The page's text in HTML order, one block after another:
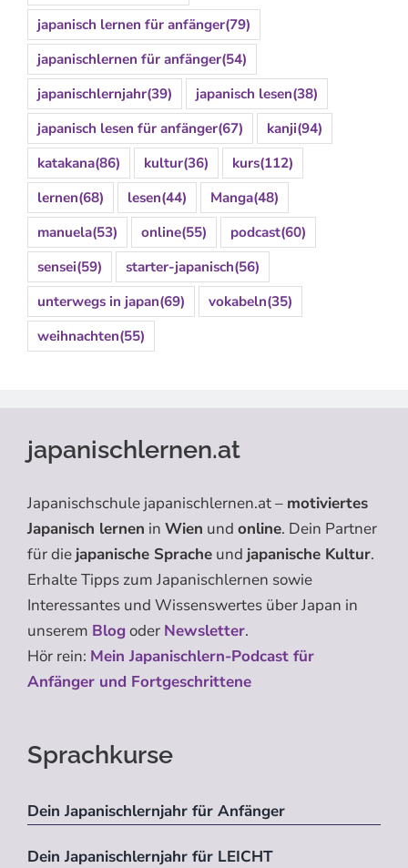
japanisch lernen für anfänger(79)
japanischlernen für anfänger(54)
japanischlernjahr(39) japanisch lesen(38)
japanisch lesen für anfänger(67) kanji(94)
katakana(86) kultur(36) kurs(112)
lernen(68) lesen(44) Manga(48)
manuela(53) online(55) podcast(60)
sensei(59) starter-japanisch(56)
unterwegs in japan(69) vokabeln(35)
weihnachten(55)
japanischlernen.at
Japanischschule japanischlernen.at – motiviertes
Japanisch lernen in Wien und online. Dein Partner
für die japanische Sprache und japanische Kultur.
Erhalte Tipps zum Japanischlernen sowie
Interessantes und Wissenswertes über Japan in
unserem Blogoder Newsletter.
Hör rein: Mein Japanischlern-Podcast für
Anfänger und Fortgeschrittene
Sprachkurse
Dein Japanischlernjahr für Anfänger
Dein Japanischlernjahr für LEICHT